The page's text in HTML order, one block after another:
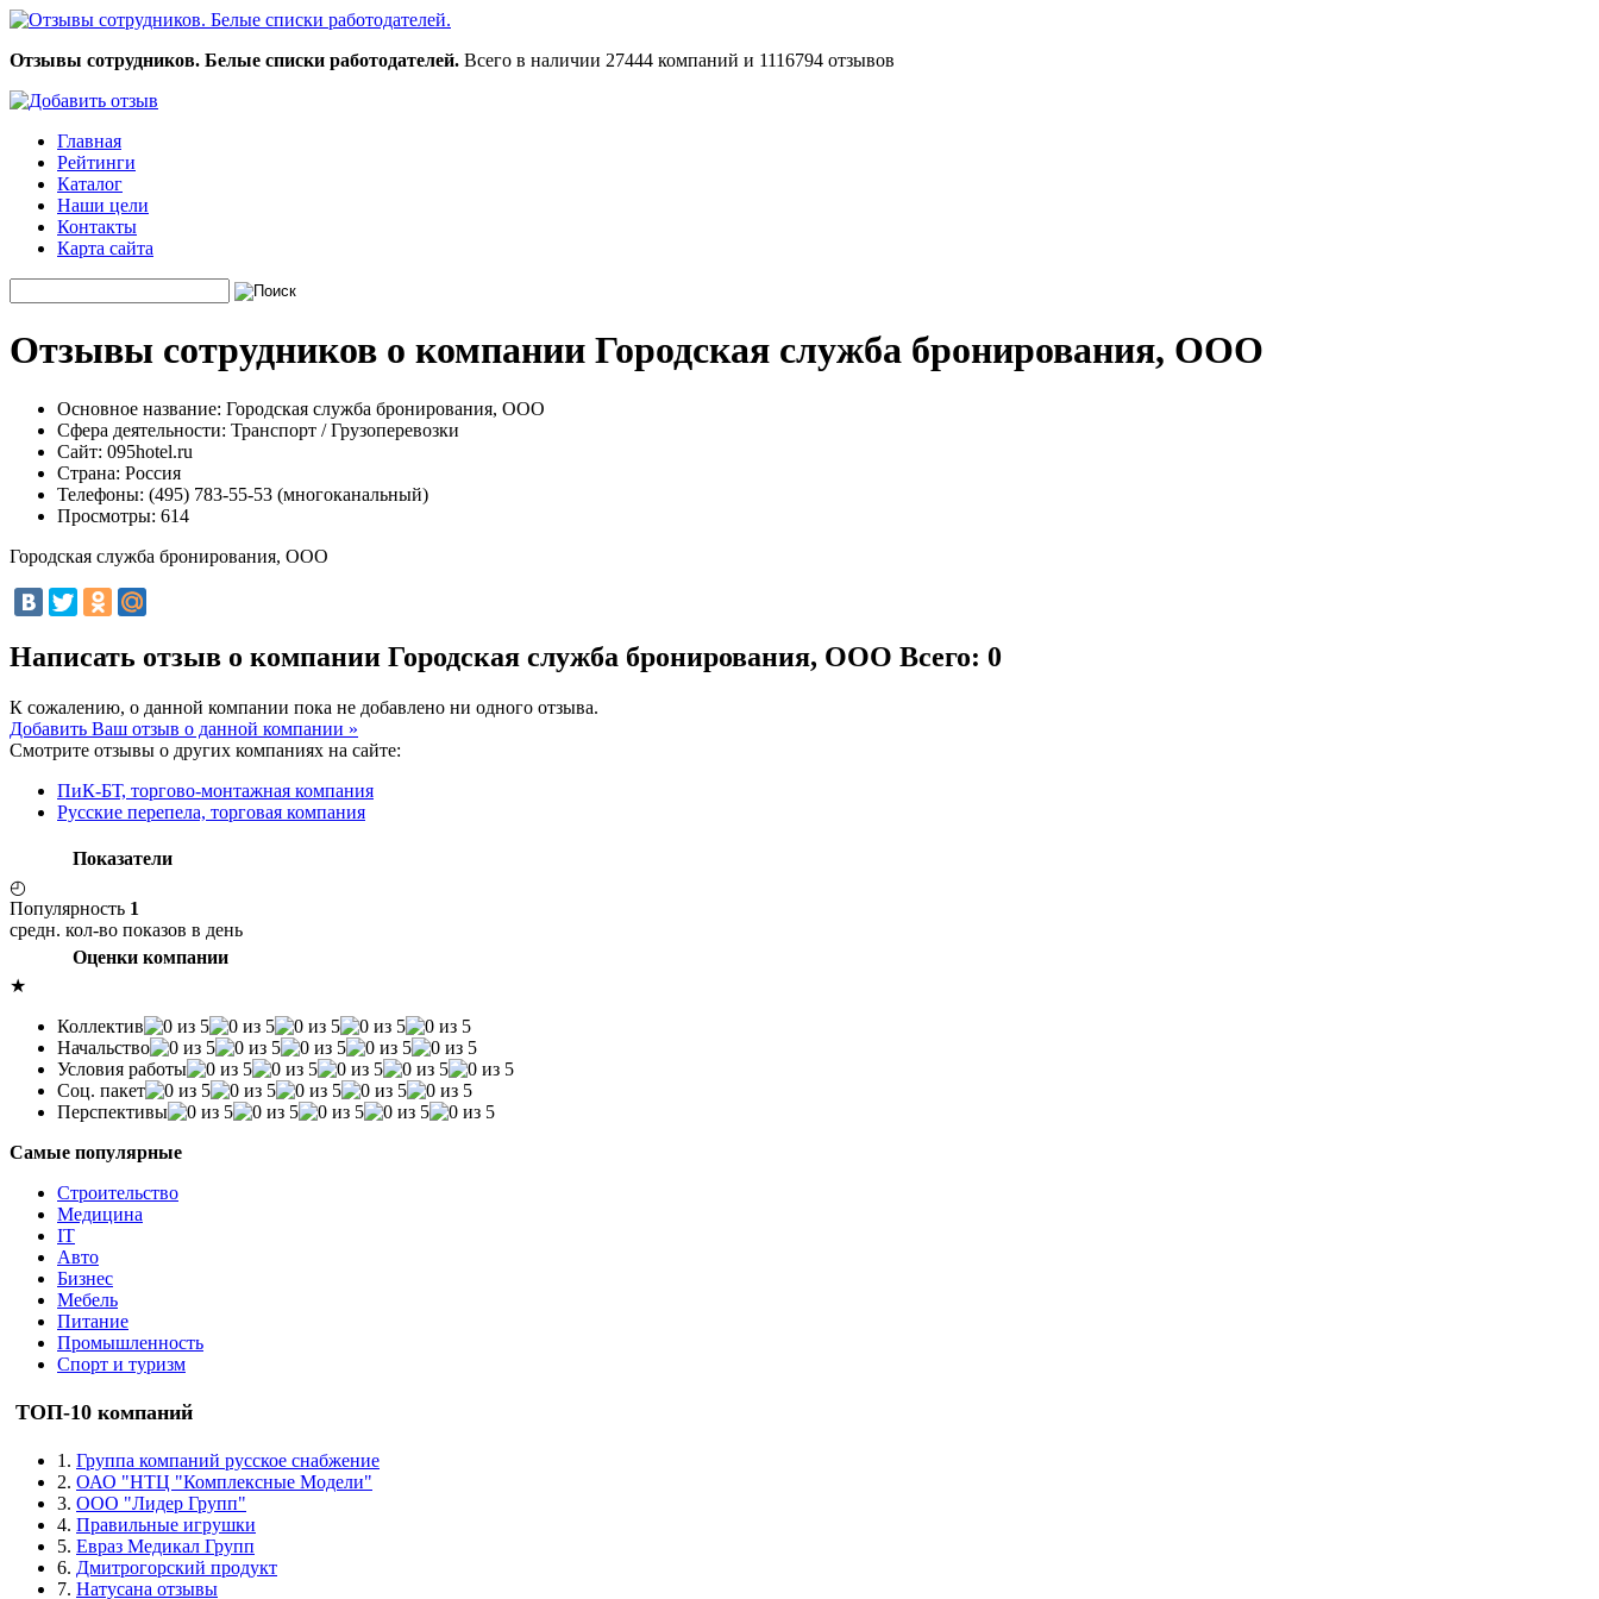
Отзывы сотрудников. Белые списки работодателей. Всего в наличии 27444 компаний и 1116794 отзывов
Главная
Рейтинги
Каталог
Наши цели
Контакты
Карта сайта
Отзывы сотрудников о компании Городская служба бронирования, ООО
Основное название: Городская служба бронирования, ООО
Сфера деятельности: Транспорт / Грузоперевозки
Сайт: 095hotel.ru
Страна: Россия
Телефоны: (495) 783-55-53 (многоканальный)
Просмотры: 614
Городская служба бронирования, ООО
Написать отзыв о компании Городская служба бронирования, ООО Всего: 0
К сожалению, о данной компании пока не добавлено ни одного отзыва.
Добавить Ваш отзыв о данной компании »
Смотрите отзывы о других компаниях на сайте:
ПиК-БТ, торгово-монтажная компания
Русские перепела, торговая компания
Показатели
◴
Популярность 1
средн. кол-во показов в день
Оценки компании
★
Коллектив
Начальство
Условия работы
Соц. пакет
Перспективы
Самые популярные
Строительство
Медицина
IT
Авто
Бизнес
Мебель
Питание
Промышленность
Спорт и туризм
ТОП-10 компаний
1. Группа компаний русское снабжение
2. ОАО "НТЦ "Комплексные Модели"
3. ООО "Лидер Групп"
4. Правильные игрушки
5. Евраз Медикал Групп
6. Дмитрогорский продукт
7. Натусана отзывы